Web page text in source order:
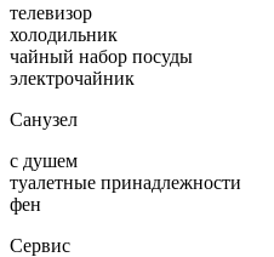
телевизор
холодильник
чайный набор посуды
электрочайник
Санузел
с душем
туалетные принадлежности
фен
Сервис